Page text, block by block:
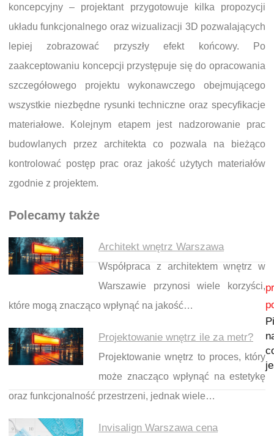
koncepcyjny – projektant przygotowuje kilka propozycji
układu funkcjonalnego oraz wizualizacji 3D pozwalających
lepiej zobrazować przyszły efekt końcowy. Po
zaakceptowaniu koncepcji przystępuje się do opracowania
szczegółowego projektu wykonawczego obejmującego
wszystkie niezbędne rysunki techniczne oraz specyfikacje
materiałowe. Kolejnym etapem jest nadzorowanie prac
budowlanych przez architekta co pozwala na bieżąco
kontrolować postęp prac oraz jakość użytych materiałów
zgodnie z projektem.
Polecamy także
Architekt wnętrz Warszawa
Współpraca z architektem wnętrz w
Warszawie przynosi wiele korzyści,
które mogą znacząco wpłynąć na jakość…
Projektowanie wnętrz ile za metr?
Projektowanie wnętrz to proces, który
może znacząco wpłynąć na estetykę
oraz funkcjonalność przestrzeni, jednak wiele…
Invisalign Warszawa cena
Nawigacja wpisu